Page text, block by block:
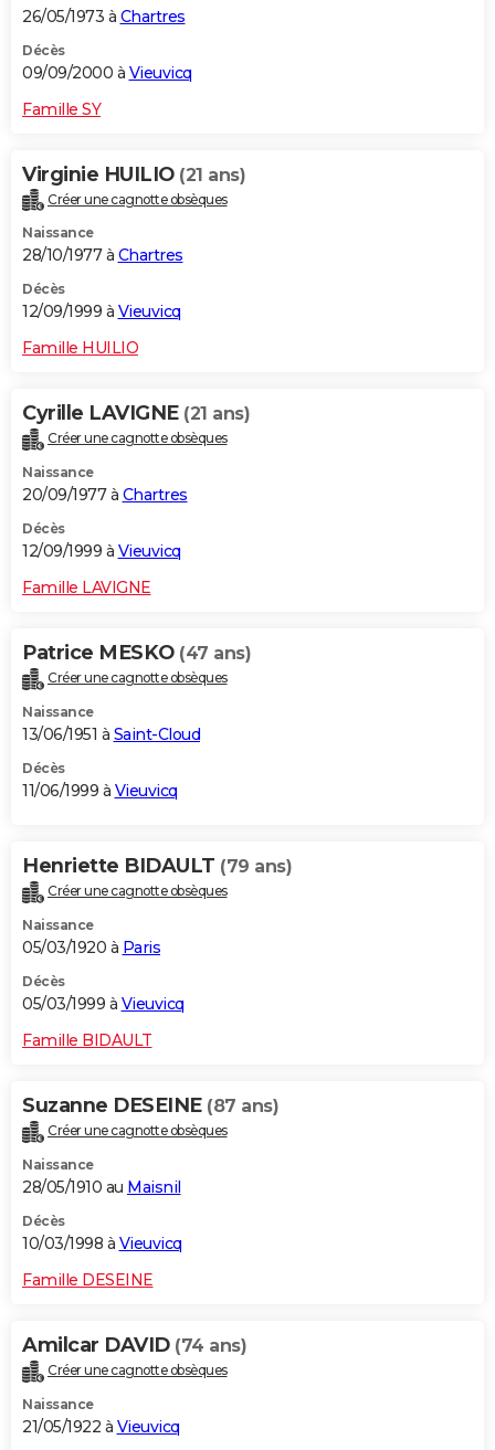
26/05/1973 à Chartres
Décès
09/09/2000 à Vieuvicq
Famille SY
Virginie HUILIO (21 ans)
Créer une cagnotte obsèques
Naissance
28/10/1977 à Chartres
Décès
12/09/1999 à Vieuvicq
Famille HUILIO
Cyrille LAVIGNE (21 ans)
Créer une cagnotte obsèques
Naissance
20/09/1977 à Chartres
Décès
12/09/1999 à Vieuvicq
Famille LAVIGNE
Patrice MESKO (47 ans)
Créer une cagnotte obsèques
Naissance
13/06/1951 à Saint-Cloud
Décès
11/06/1999 à Vieuvicq
Henriette BIDAULT (79 ans)
Créer une cagnotte obsèques
Naissance
05/03/1920 à Paris
Décès
05/03/1999 à Vieuvicq
Famille BIDAULT
Suzanne DESEINE (87 ans)
Créer une cagnotte obsèques
Naissance
28/05/1910 au Maisnil
Décès
10/03/1998 à Vieuvicq
Famille DESEINE
Amilcar DAVID (74 ans)
Créer une cagnotte obsèques
Naissance
21/05/1922 à Vieuvicq